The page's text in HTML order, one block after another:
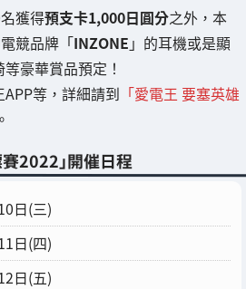
獲得預支卡1,000日圓分之外，本
競品牌「INZONE 」的耳機或是顯
豪華賞品預定！
等，詳細請到 「愛電王 要塞英雄
2022」開催日程
日(三)
日(四)
日(五)